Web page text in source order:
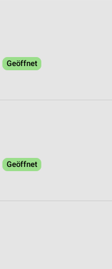
Geöffnet
Geöffnet